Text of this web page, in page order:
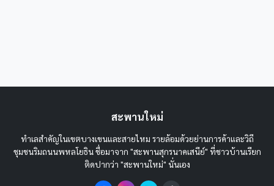
สะพานใหม่
ทำเลสำคัญในเขตบางเขนและสายไหม รายล้อมด้วยย่านการค้าและวิถี
ชุมชนริมถนนพหลโยธิน ชื่อมาจาก "สะพานสุกรนาคเสนีย์" ที่ชาวบ้านเรียก
ติดปากว่า "สะพานใหม่" นั่นเอง